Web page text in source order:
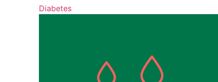
Diabetes